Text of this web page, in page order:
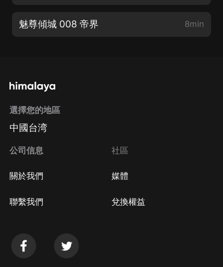
魅尊傾城 008 帝界 8min
選擇您的地區
中國台湾
公司信息
關於我們
聯繫我們
社區
媒體
兌換權益